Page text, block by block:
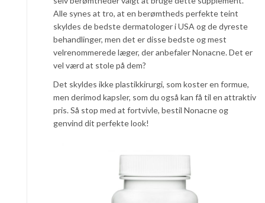
Alle synes at tro, at en berømtheds perfekte teint
skyldes de bedste dermatologer i USA og de dyreste
behandlinger, men det er disse bedste og mest
velrenommerede læger, der anbefaler Nonacne. Det er
vel værd at stole på dem?
Det skyldes ikke plastikkirurgi, som koster en formue,
men derimod kapsler, som du også kan få til en attraktiv
pris. Så stop med at fortvivle, bestil Nonacne og
genvind dit perfekte look!